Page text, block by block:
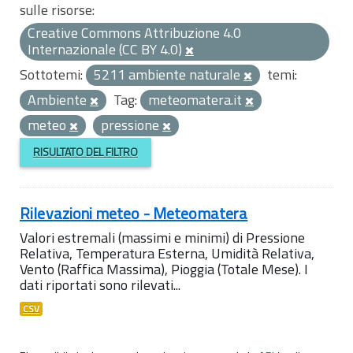
sulle risorse:
Creative Commons Attribuzione 4.0
Internazionale (CC BY 4.0)
Sottotemi: 5211 ambiente naturale
temi:
Ambiente
Tag: meteomatera.it
meteo
pressione
RISULTATO DEL FILTRO
Rilevazioni meteo - Meteomatera
Valori estremali (massimi e minimi) di Pressione
Relativa, Temperatura Esterna, Umidità Relativa,
Vento (Raffica Massima), Pioggia (Totale Mese). I
dati riportati sono rilevati...
CSV